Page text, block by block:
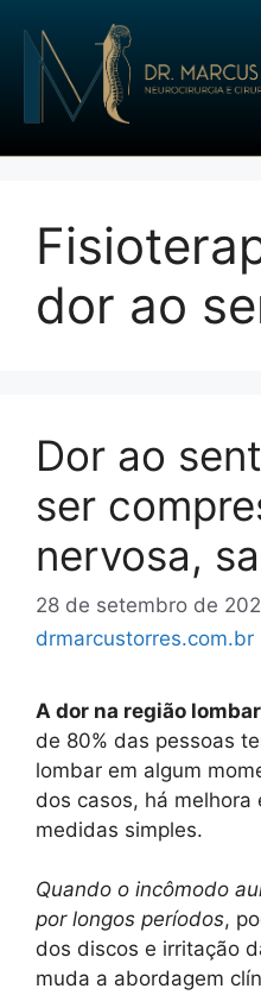
dor ao
Dor ao
ser
nervosa,
28 de setembro de
drmarcustorres.com.br
A dor na região lombar
de 80% das pessoas
lombar em algum
dos casos, há melhora
medidas simples.
Quando o incômodo
por longos períodos,
dos discos e irritação
muda a abordagem